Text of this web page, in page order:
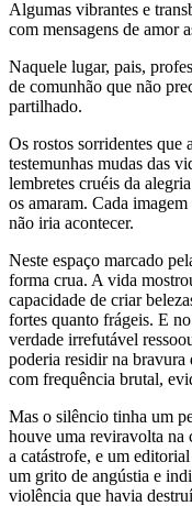
Algumas vibrantes e
com mensagens de amor
Naquele lugar, pais,
de comunhão que não
partilhado.
Os rostos sorridentes que
testemunhas mudas das
lembretes cruéis da
os amaram. Cada
não iria acontecer.
Neste espaço marcado
forma crua. A vida
capacidade de criar
fortes quanto frágeis. E
verdade irrefutável
poderia residir na bravura
com frequência brutal,
Mas o silêncio tinha um
houve uma reviravolta na
a catástrofe, e um
um grito de angústia e
violência que havia